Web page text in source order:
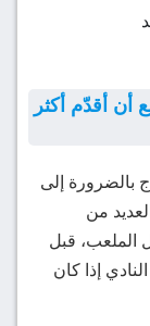
أن أقدّم أكثر
بالضرورة إلى
من
الملعب، قبل
إذا كان